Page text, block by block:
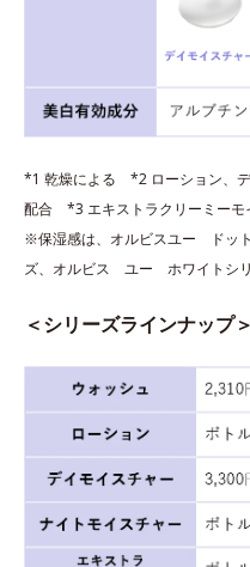
*1 乾燥による *2 ローション、
配合 *3 エキストラクリーミーモ
※保湿感は、オルビスユー ドッ
ズ、オルビス ユー ホワイトシ
＜シリーズラインナップ＞